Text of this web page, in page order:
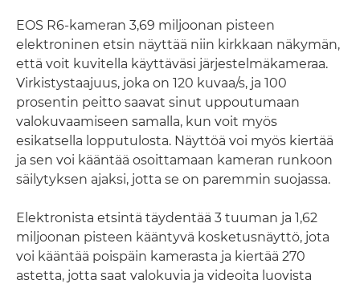
EOS R6-kameran 3,69 miljoonan pisteen
elektroninen etsin näyttää niin kirkkaan näkymän,
että voit kuvitella käyttäväsi järjestelmäkameraa.
Virkistystaajuus, joka on 120 kuvaa/s, ja 100
prosentin peitto saavat sinut uppoutumaan
valokuvaamiseen samalla, kun voit myös
esikatsella lopputulosta. Näyttöä voi myös kiertää
ja sen voi kääntää osoittamaan kameran runkoon
säilytyksen ajaksi, jotta se on paremmin suojassa.
Elektronista etsintä täydentää 3 tuuman ja 1,62
miljoonan pisteen kääntyvä kosketusnäyttö, jota
voi kääntää poispäin kamerasta ja kiertää 270
astetta, jotta saat valokuvia ja videoita luovista